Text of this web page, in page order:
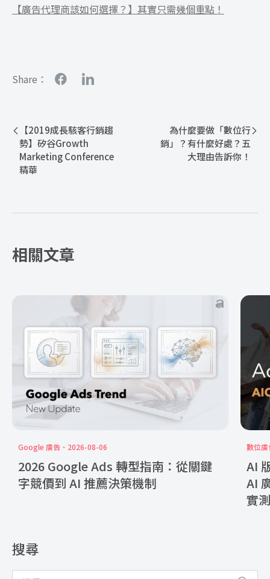
【廣告代理商該如何選擇？】其實只需幾個重點！
Share：
【2019成長駭客行銷趨
勢】矽谷Growth
Marketing Conference
精華
為什麼要做「數位行
銷」？有什麼好處？五
大理由告訴你！
相關文章
Google 廣告 2026-08-06
2026 Google Ads 轉型指南：從關鍵
字競價到 AI 推薦決策機制
數位
AI
AI
實測
搜尋